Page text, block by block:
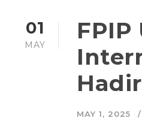
01
MAY
MAY 1, 2025